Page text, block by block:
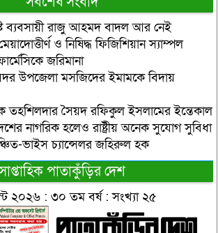
ব্যবসায়ী রাজু আহমদ বাদল আর নেই
ও নিষিদ্ধ ফিজিশিয়ান স্যাম্পল
জরিমানা
উপজেলা মসজিদের ইমামকে বিদায়
তহশিলদার সৈয়দ রফিকুল ইসলামের ইন্তেকাল
নাগরিক হলেও রাষ্ট্রীয় অনেক সুযোগ সুবিধা
ভাইস চ্যান্সেলর জহিরুল হক
পাতাকুঁড়ির দেশ
২০২৬ : ৩০ তম বর্ষ : সংখ্যা ২৫